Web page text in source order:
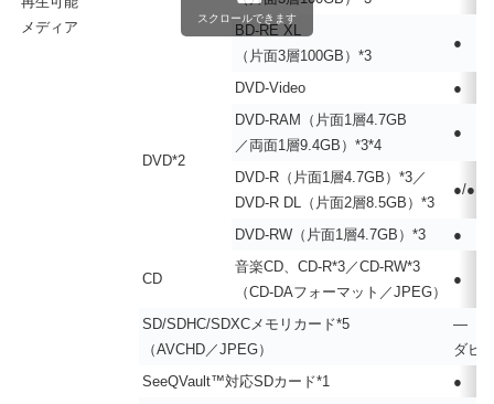
メディア
BD-RE XL
（片面3層100GB）*3
●
DVD*2
DVD-Video
●
DVD-RAM（片面1層4.7GB
／両面1層9.4GB）*3*4
●
DVD-R（片面1層4.7GB）*3／
DVD-R DL（片面2層8.5GB）*3
●/●
DVD-RW（片面1層4.7GB）*3 ●
CD
音楽CD、CD-R*3／CD-RW*3
（CD-DAフォーマット／JPEG）
●
SD/SDHC/SDXCメモリカード*5
（AVCHD／JPEG）
―（
ダビ
SeeQVault™対応SDカード*1
●
スクロールできます